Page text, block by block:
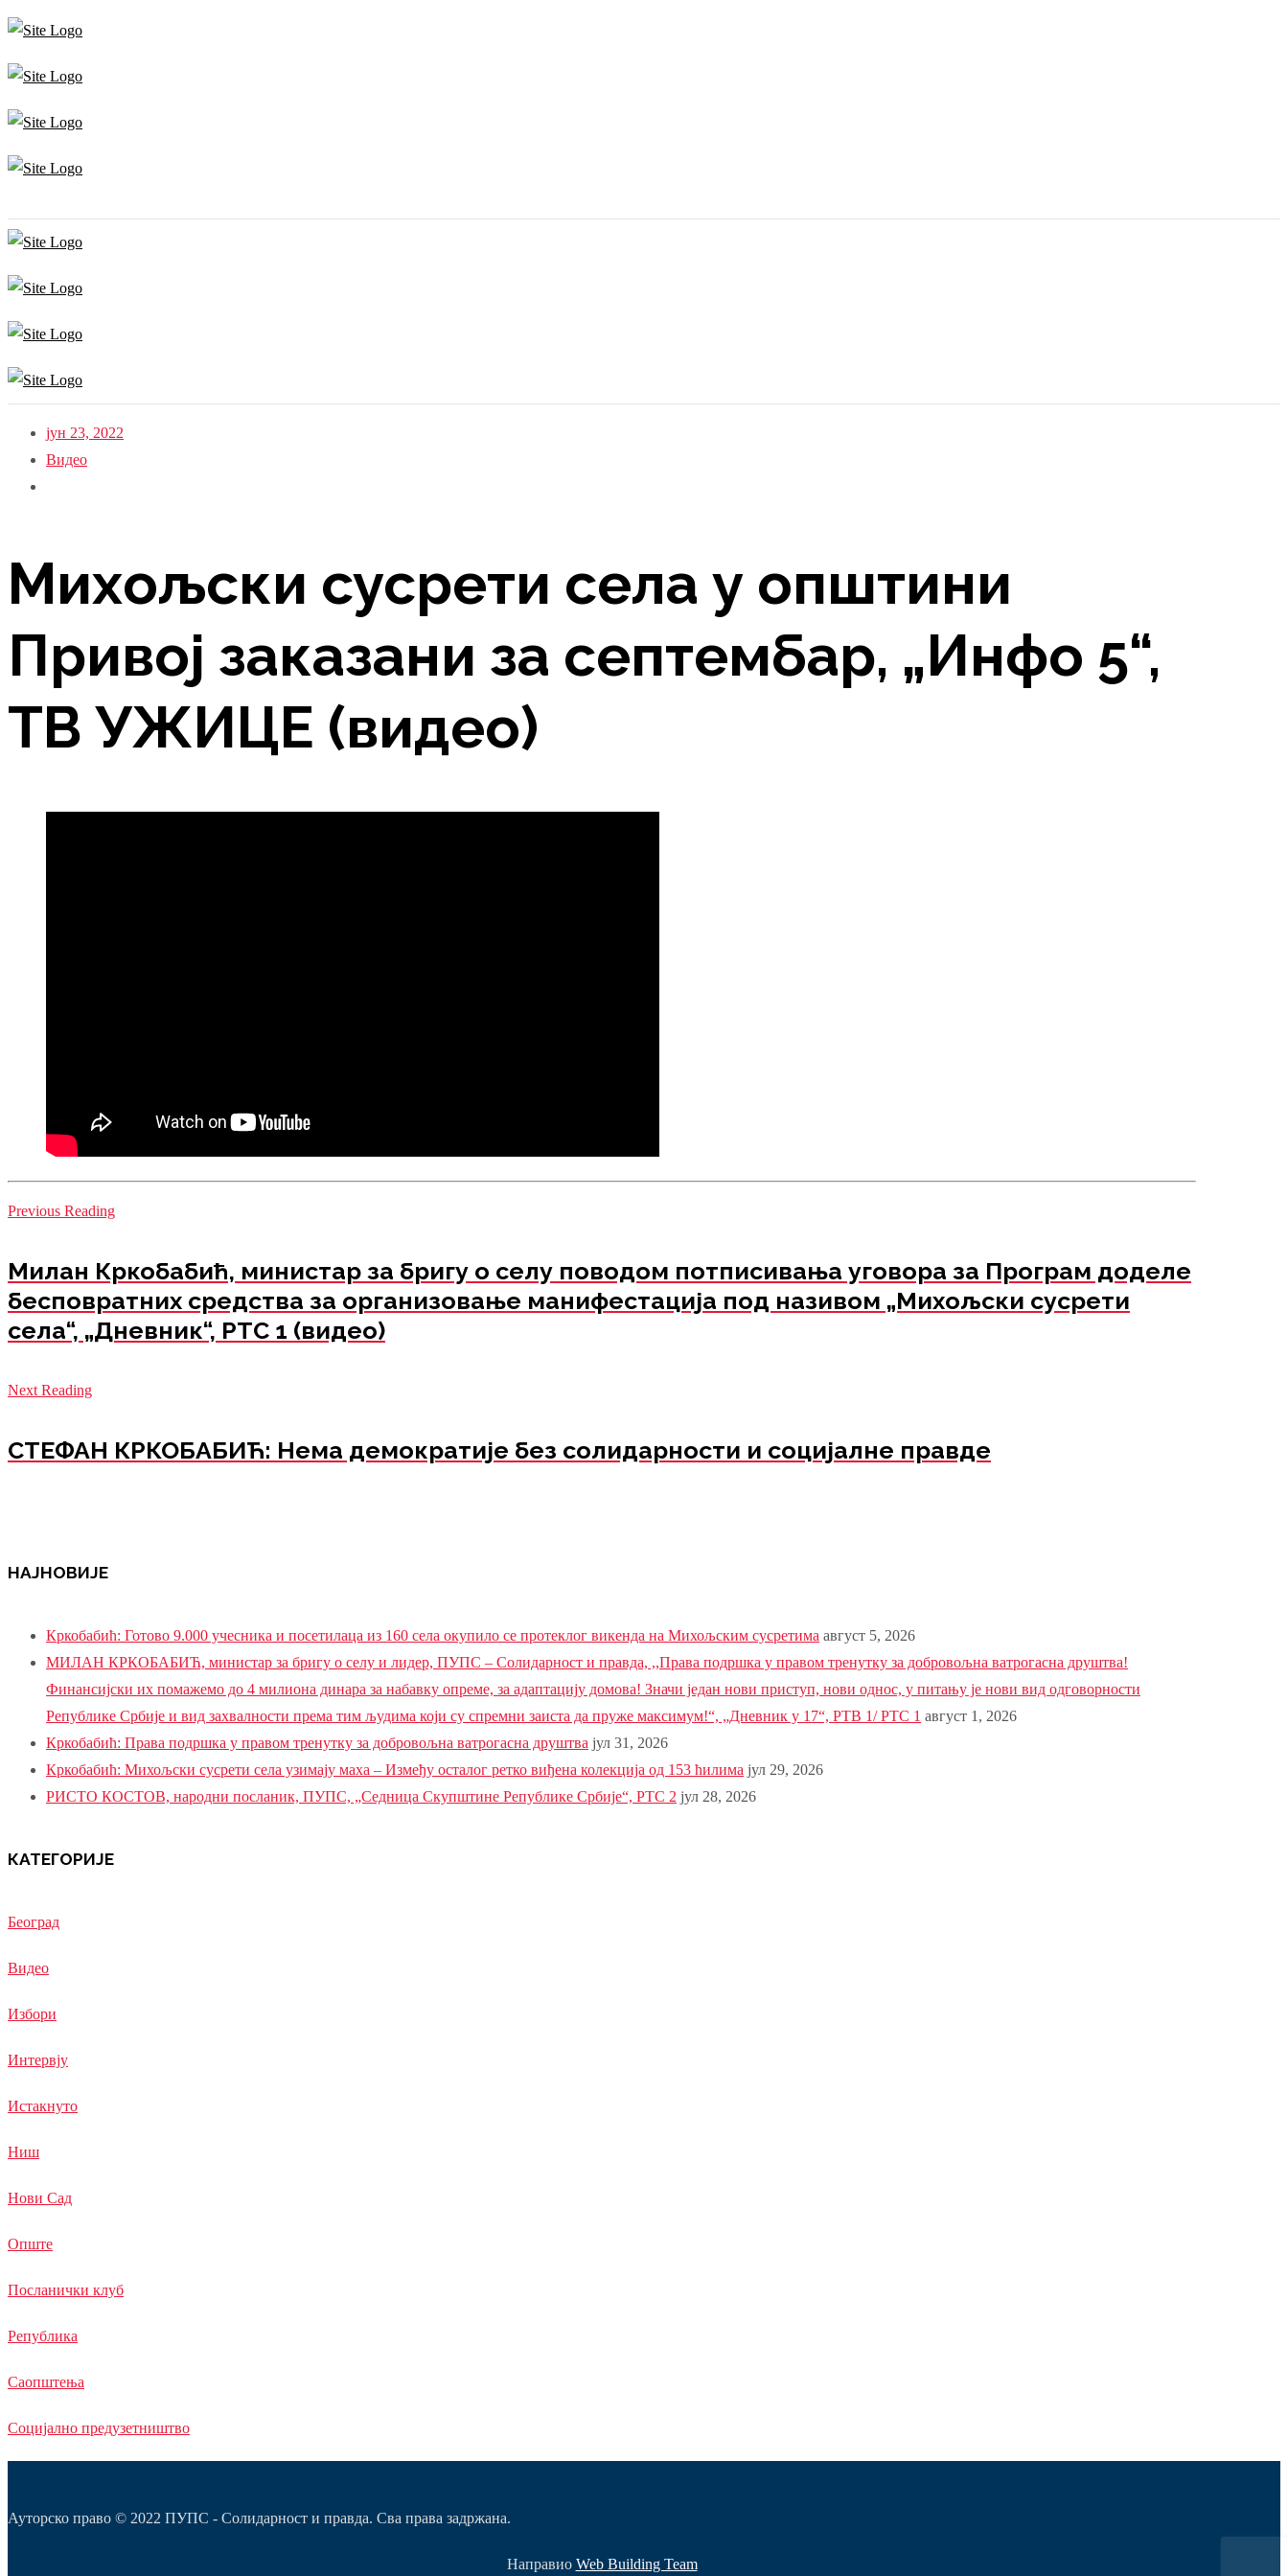
јун 23, 2022
Видео
Михољски сусрети села у општини
Привој заказани за септембар, „Инфо 5“,
ТВ УЖИЦЕ (видео)
Previous Reading
Милан Кркобабић, министaр за бригу о селу поводом потписивања уговора за Програм доделе
бесповратних средства за организовање манифестација под називом „Михољски сусрети
села“, „Дневник“, РТС 1 (видео)
Next Reading
СТЕФАН КРКОБАБИЋ: Нема демократије без солидарности и социјалне правде
НАЈНОВИЈЕ
Кркобабић: Готово 9.000 учесника и посетилаца из 160 села окупило се протеклог викенда на Михољским сусретима август 5, 2026
МИЛАН КРКОБАБИЋ, министар за бригу о селу и лидер, ПУПС – Солидарност и правда, ,,Права подршка у правом тренутку за добровољна ватрогасна друштва!
Финансијски их помажемо до 4 милиона динара за набавку опреме, за адаптацију домова! Значи један нови приступ, нови однос, у питању је нови вид одговорности
Републике Србије и вид захвалности према тим људима који су спремни заиста да пруже максимум!“, „Дневник у 17“, РТВ 1/ РТС 1 август 1, 2026
Кркобабић: Права подршка у правом тренутку за добровољна ватрогасна друштва јул 31, 2026
Кркобабић: Михољски сусрети села узимају маха – Између осталог ретко виђена колекција од 153 ћилима јул 29, 2026
РИСТО КОСТОВ, народни посланик, ПУПС, „Седница Скупштине Републике Србије“, РТС 2 јул 28, 2026
КАТЕГОРИЈЕ
Београд
Видео
Избори
Интервју
Истакнуто
Ниш
Нови Сад
Опште
Посланички клуб
Република
Саопштења
Социјално предузетништво
Ауторско право © 2022 ПУПС - Солидарност и правда. Сва права задржана.
Направио Web Building Team